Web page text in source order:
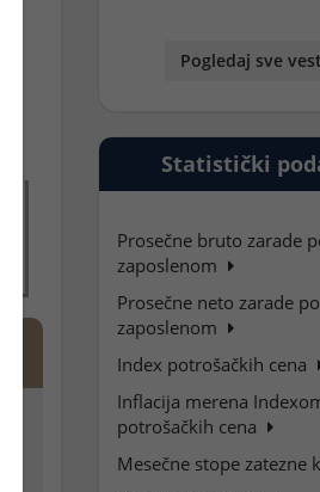
Pogledaj sve
Statistički
Prosečne bruto zarade
zaposlenom
Prosečne neto zarade po
zaposlenom
Index potrošačkih cena
Inflacija merena
potrošačkih cena
Mesečne stope zatezne